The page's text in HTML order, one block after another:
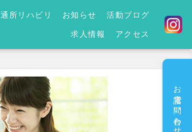
通所リハビリ お知らせ 活動ブログ
求人情報 アクセス
お電話で問い合わせ